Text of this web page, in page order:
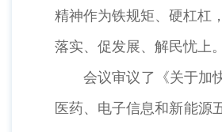
精神作为铁规矩、硬杠杠
落实、促发展、解民忧上
会议审议了《关于加快
医药、电子信息和新能源